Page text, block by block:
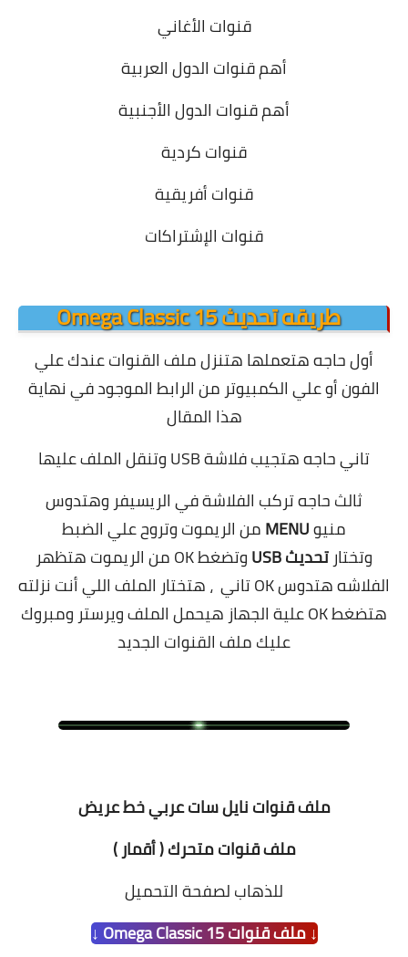
قنوات الأغاني
أهم قنوات الدول العربية
أهم قنوات الدول الأجنبية
قنوات كردية
قنوات أفريقية
قنوات الإشتراكات
طريقه تحديث Omega Classic 15
أول حاجه هتعملها هتنزل ملف القنوات عندك علي
الفون أو علي الكمبيوتر من الرابط الموجود في نهاية
هذا المقال
تاني حاجه هتجيب فلاشة USB وتنقل الملف عليها
ثالث حاجه تركب الفلاشة في الريسيفر وهتدوس
منيوMENUمن الريموت وتروح علي الضبط
وتختار تحديث USB
وتضغط OK من الريموت هتظهر
الفلاشه هتدوس OK تاني ، هتختار الملف اللي أنت نزلته
هتضغط OK علية الجهاز هيحمل الملف ويرستر ومبروك
عليك ملف القنوات الجديد
ملف قنوات نايل سات عربي خط عريض
ملف قنوات متحرك ( أقمار )
للذهاب لصفحة التحميل
↓ ملف قنوات Omega Classic 15 ↓